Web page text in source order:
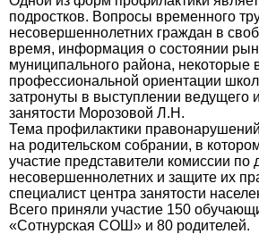
подростков. Вопросы временного
несовершеннолетних граждан в
время, информация о состоянии
муниципального района, некоторые
профессиональной ориентации
затронуты в выступлении ведущего
занятости Морозовой Л.Н.
Тема профилактики
на родительском собрании, в
участие представители комиссии по
несовершеннолетних и защите их
специалист центра занятости
Всего приняли участие 150
«Сотнурская СОШ» и 80 родителей.